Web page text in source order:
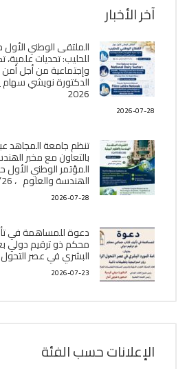
آخر الأخبار
الملتقى الوطني
للحليب: تحديات علمية،
وإجتماعية من أجل
2026
2026-07-28
تنظم جامعة المجاهد
بالتعاون مع مخبر
المؤتمر الوطني الأول
الھندسة والعلوم ، CATEES’26’البیئية
2026-07-28
دعوة للمساهمة في
محكم ذو ترقيم دولي
البشري في عصر
2026-07-23
الإعلانات حسب الفئة